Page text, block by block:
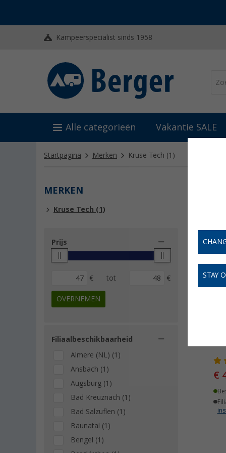
Kampeerspecialist sinds 1958
Alle categorieën Vakantie SALE
Startpagina Merken Kruse Tech (1)
MERKEN
Kruse Tech (1)
Prijs
€ tot €
OVERNEMEN
Filiaalbeschikbaarheid
Almere (NL) (1)
Ansbach (1)
Augsburg (1)
Bad Kreuznach (1)
Bad Salzuflen (1)
Baunatal (1)
Bengel (1)
€
STAY